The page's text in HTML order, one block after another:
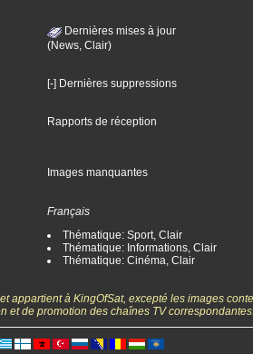
Dernières mises à jour
(News, Clair)
[-] Dernières suppressions
Rapports de réception
Images manquantes
Français
Thématique: Sport, Clair
Thématique: Informations, Clair
Thématique: Cinéma, Clair
appartient à KingOfSat, excepté les images
et de promotion des chaînes TV